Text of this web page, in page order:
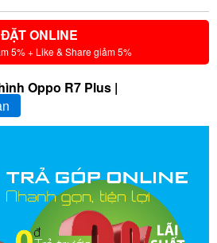
ĐẶT ONLINE
5% + Like & Share giảm 5%
Oppo R7 Plus |